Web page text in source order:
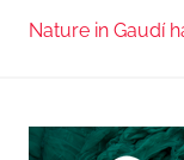
Nature in Gaudí